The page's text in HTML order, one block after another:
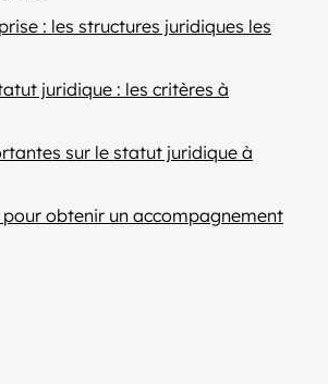
: les structures juridiques les
juridique : les critères à
sur le statut juridique à
obtenir un accompagnement